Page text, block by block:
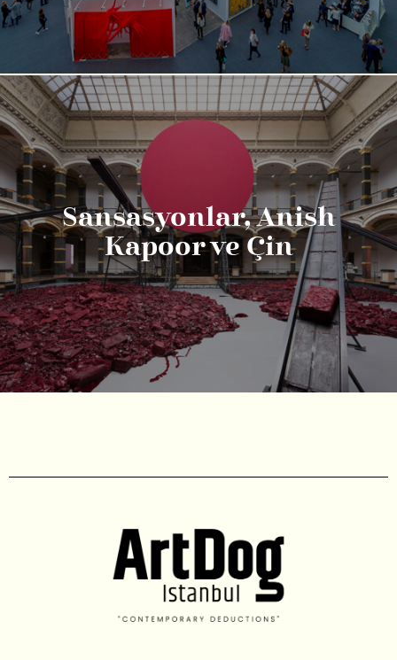
Sansasyonlar, Anish
Kapoor ve Çin